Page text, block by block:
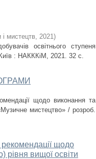
і мистецтв, 2021)
освітнього ступеня
: НАКККіМ, 2021. 32 с.
щодо виконання та
мистецтво» / розроб.
щодо
рівня вищої освіти